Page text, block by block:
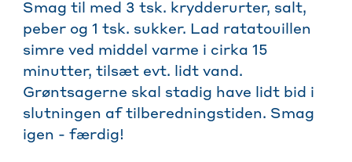
Smag til med 3 tsk. krydderurter, salt,
peber og 1 tsk. sukker. Lad ratatouillen
simre ved middel varme i cirka 15
minutter, tilsæt evt. lidt vand.
Grøntsagerne skal stadig have lidt bid i
slutningen af tilberedningstiden. Smag
igen - færdig!